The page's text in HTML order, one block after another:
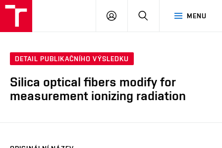
MENU
PŘIHLÁSIT
DETAIL PUBLIKAČNÍHO VÝSLEDKU
Silica optical fibers modify for
measurement ionizing radiation